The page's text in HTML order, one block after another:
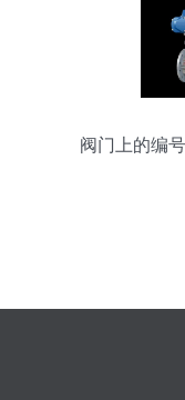
阀门上的编